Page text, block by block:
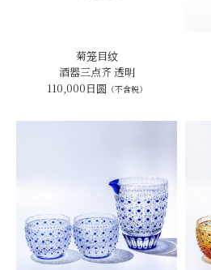
菊笼目纹
酒器三点齐 透明
110,000日圆 （不含税）